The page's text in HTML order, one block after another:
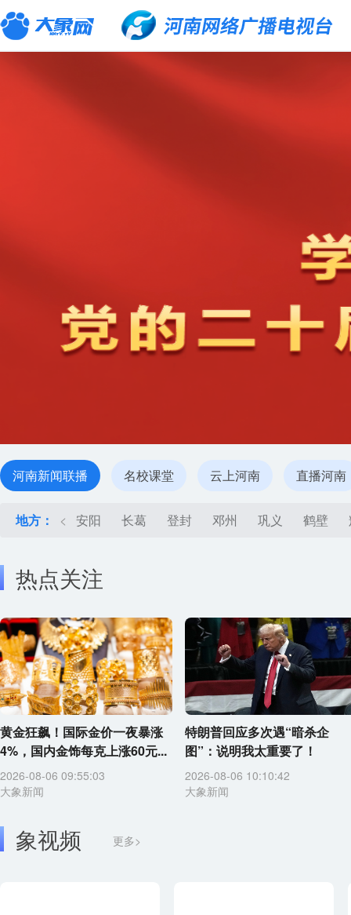
河南新闻联播 名校课堂 云上河南 直播河南
地方： < 安阳 长葛 登封 邓州 巩义 鹤壁
热点关注
黄金狂飙！国际金价一夜暴涨
4%，国内金饰每克上涨60元...
2026-08-06 09:55:03
大象新闻
特朗普回应多次遇“暗杀企
图”：说明我太重要了！
2026-08-06 10:10:42
大象新闻
象视频 更多>